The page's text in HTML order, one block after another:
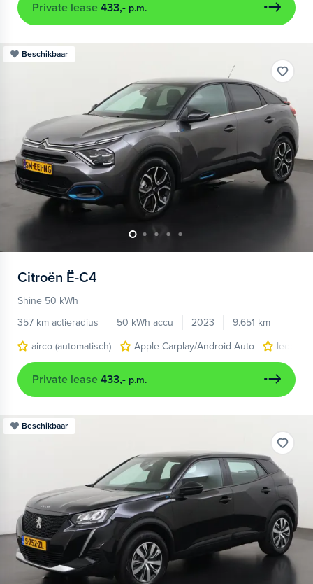
Private lease 433,- p.m.
Beschikbaar
Citroën Ë-C4
Shine 50 kWh
357 km actieradius
50 kWh accu 2023
9.651 km
airco (automatisch)
Apple Carplay/Android Auto
Private lease 433,- p.m.
Beschikbaar